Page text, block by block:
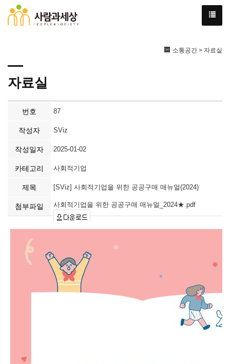
소통공간 > 자료실
자료실
번호 87
작성자 SViz
작성일자 2025-01-02
카테고리 사회적기업
제목 [SViz] 사회적기업을 위한 공공구매 매뉴얼(2024)
첨부파일 사회적기업을 위한 공공구매 매뉴얼_2024★.pdf